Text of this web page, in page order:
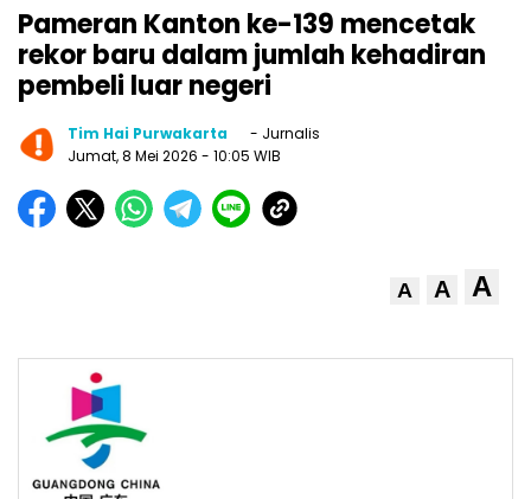
Pameran Kanton ke-139 mencetak
rekor baru dalam jumlah kehadiran
pembeli luar negeri
Tim Hai Purwakarta
- Jurnalis
Jumat, 8 Mei 2026 - 10:05 WIB
A A A